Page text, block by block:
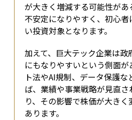
が大きく増減する可能性が
不安定になりやすく、初心
い投資対象となります。
加えて、巨大テック企業は
にもなりやすいという側面
ト法やAI規制、データ保護
ば、業績や事業戦略が見直
り、その影響で株価が大き
あります。